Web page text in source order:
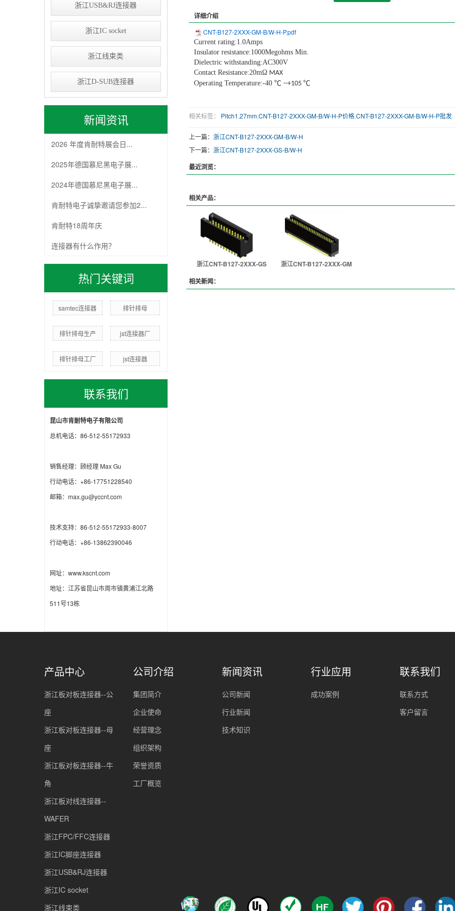
浙江USB&RJ连接器
浙江IC socket
浙江线束类
浙江D-SUB连接器
新闻资讯
2026 年度肯耐特展会日...
2025年德国慕尼黑电子展...
2024年德国慕尼黑电子展...
肯耐特电子诚挚邀请您参加2...
肯耐特18周年庆
连接器有什么作用？
热门关键词
samtec连接器 排针排母
排针排母生产 jst连接器厂
排针排母工厂 jst连接器
联系我们
昆山市肯耐特电子有限公司
总机电话：86-512-55172933
销售经理：顾经理 Max Gu
行动电话：+86-17751228540
邮箱：max.gu@yccnt.com
技术支持：86-512-55172933-8007
行动电话：+86-13862390046
网址：www.kscnt.com
地址：江苏省昆山市周市镇黄浦江北路
511号13栋
详细介绍
CNT-B127-2XXX-GM-B/W-H-P.pdf
Current rating:1.0Amps
Insulator resistance:1000Megohms Min.
Dielectric withstanding:AC300V
Contact Resistance:20mΩ MAX
Operating Temperature:-40 ℃ --+105 ℃
相关标签： Pitch1.27mmCNT-B127-2XXX-GM-B/W-H-P价格CNT-B127-2XXX-GM-B/W-H-P批发
上一篇： 浙江CNT-B127-2XXX-GM-B/W-H
下一篇： 浙江CNT-B127-2XXX-GS-B/W-H
最近浏览：
相关产品：
浙江CNT-B127-2XXX-GS
浙江CNT-B127-2XXX-GM
相关新闻：
产品中心
浙江板对板连接器--公
座
浙江板对板连接器--母
座
浙江板对板连接器--牛
角
浙江板对线连接器--
WAFER
浙江FPC/FFC连接器
浙江IC脚座连接器
浙江USB&RJ连接器
浙江IC socket
浙江线束类
公司介绍
集团简介
企业使命
经营理念
组织架构
荣誉资质
工厂概览
新闻资讯
公司新闻
行业新闻
技术知识
行业应用
成功案例
联系我们
联系方式
客户留言